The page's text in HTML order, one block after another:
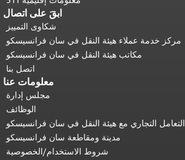
ابقَ على اتصال
شكاوى التمييز
مركز خدمة عملاء هيئة النقل في سان فرانسيسكو
مكاتب هيئة النقل في سان فرانسيسكو
اتصل بنا
معلومات عنا
مجلس إدارة
الوظائف
التعامل التجاري مع هيئة النقل في سان فرانسيسكو
مدينة ومقاطعة سان فرانسيسكو
شروط الاستخدام/الخصوصية